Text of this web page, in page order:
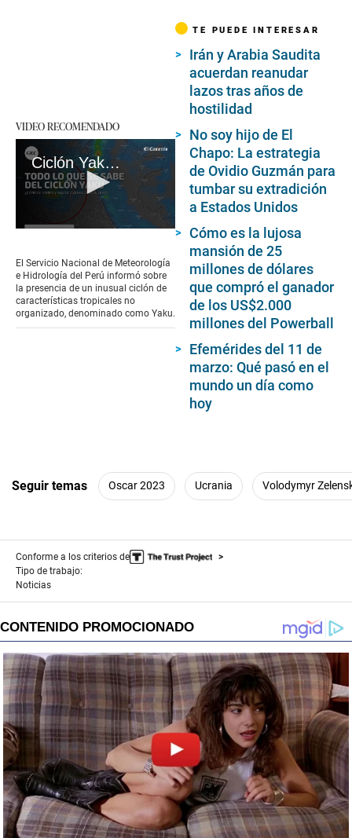
VIDEO RECOMENDADO
Ciclón Yaku: ¿Cómo se originó, hasta cuándo continuará y qué regiones se verían afectadas?
of
1
minute,
14
seconds
El Servicio Nacional de Meteorología
e Hidrología del Perú informó sobre
la presencia de un inusual ciclón de
características tropicales no
organizado, denominado como Yaku.
TE PUEDE INTERESAR
Irán y Arabia Saudita
acuerdan reanudar
lazos tras años de
hostilidad
No soy hijo de El
Chapo: La estrategia
de Ovidio Guzmán para
tumbar su extradición
a Estados Unidos
Cómo es la lujosa
mansión de 25
millones de dólares
que compró el ganador
de los US$2.000
millones del Powerball
Efemérides del 11 de
marzo: Qué pasó en el
mundo un día como
hoy
Seguir temas Oscar 2023 Ucrania Volodymyr
Conforme a los criterios de
Tipo de trabajo:
Noticias